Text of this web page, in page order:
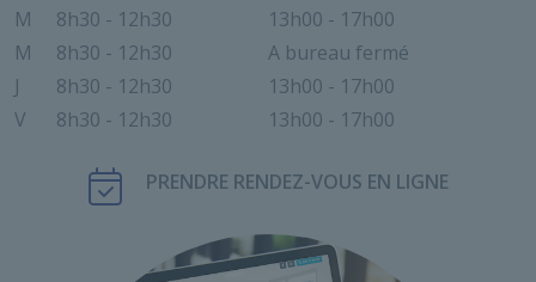
M
M
J
V
8h30 - 12h30
8h30 - 12h30
8h30 - 12h30
8h30 - 12h30
13h00 - 17h00
A bureau fermé
13h00 - 17h00
13h00 - 17h00
PRENDRE RENDEZ-VOUS EN LIGNE